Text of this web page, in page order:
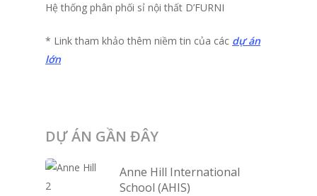
Hệ thống phân phối sỉ nội thất D’FURNI
* Link tham khảo thêm niềm tin của các dự án
lớn
DỰ ÁN GẦN ĐÂY
Anne Hill International
School (AHIS)